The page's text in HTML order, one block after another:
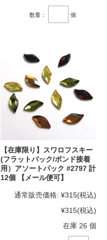
数量： 個
【在庫限り】スワロフスキー
(フラットバック/ボンド接着
用）アソートパック #2797 計
12個 【メール便可】
通常販売価格: ¥315(税込)
¥315(税込)
在庫 26 個